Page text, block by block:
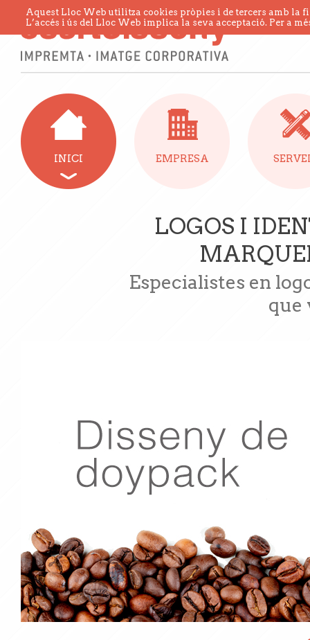
Aquest Lloc Web utilitza cookies pròpies i de tercers amb la
L’accés i ús del Lloc Web implica la seva acceptació. Per a
INICI EMPRESA
LOGOS I
Especialistes en
que